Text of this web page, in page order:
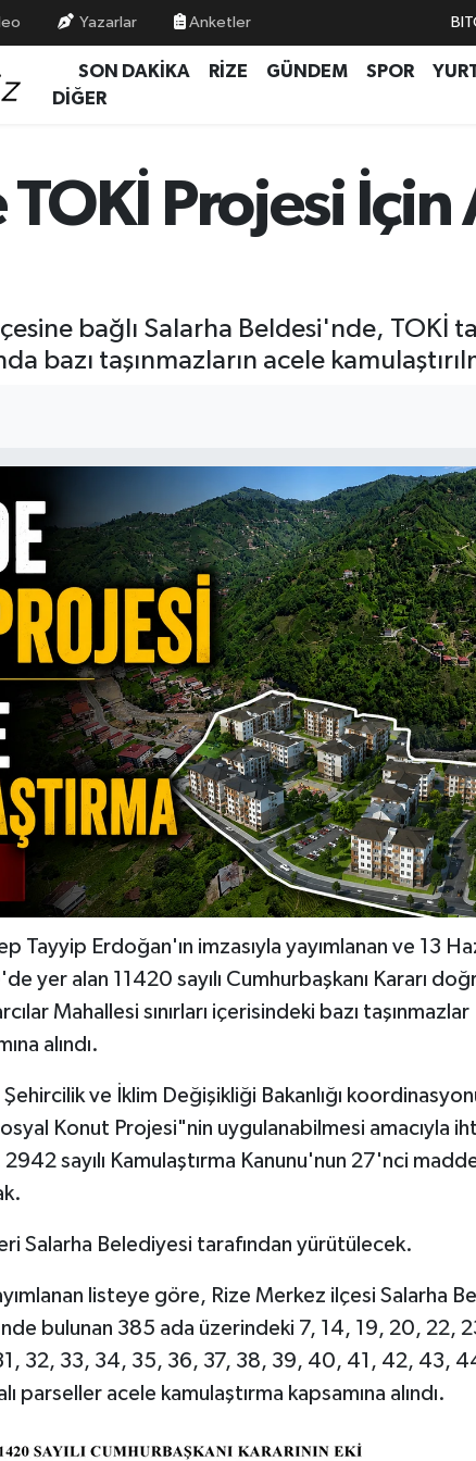
Yazarlar Anketler
SON DAKİKA RİZE GÜNDEM SPOR
DİĞER
TOKİ Projesi
bağlı Salarha Beldesi'nde, TOKİ
bazı taşınmazların acele
Tayyip Erdoğan'ın imzasıyla yayımlanan ve 13
yer alan 11420 sayılı Cumhurbaşkanı Kararı
Mahallesi sınırları içerisindeki bazı taşınmazlar
alındı.
ve İklim Değişikliği Bakanlığı
Konut Projesi"nin uygulanabilmesi amacıyla
sayılı Kamulaştırma Kanunu'nun 27'nci
Salarha Belediyesi tarafından yürütülecek.
listeye göre, Rize Merkez ilçesi Salarha
bulunan 385 ada üzerindeki 7, 14, 19, 20, 22,
32, 33, 34, 35, 36, 37, 38, 39, 40, 41, 42, 43,
parseller acele kamulaştırma kapsamına alındı.